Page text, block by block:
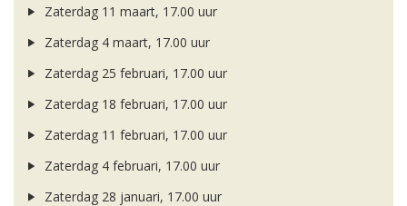
Zaterdag 11 maart, 17.00 uur
Zaterdag 4 maart, 17.00 uur
Zaterdag 25 februari, 17.00 uur
Zaterdag 18 februari, 17.00 uur
Zaterdag 11 februari, 17.00 uur
Zaterdag 4 februari, 17.00 uur
Zaterdag 28 januari, 17.00 uur